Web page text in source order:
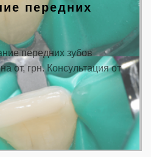
передних
передних зубов
от, грн. Консультация от